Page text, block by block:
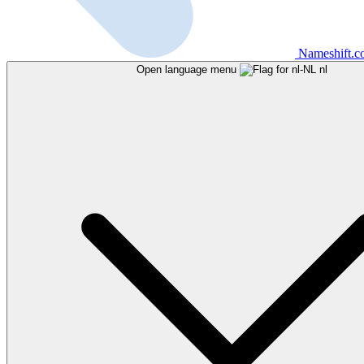
Open language menu nl